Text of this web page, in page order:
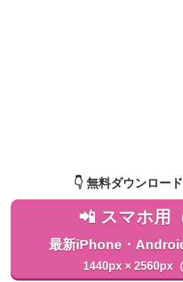
👇️ 無料ダウンロー
📲 スマホ用
最新iPhone・
1440px × 2560px（